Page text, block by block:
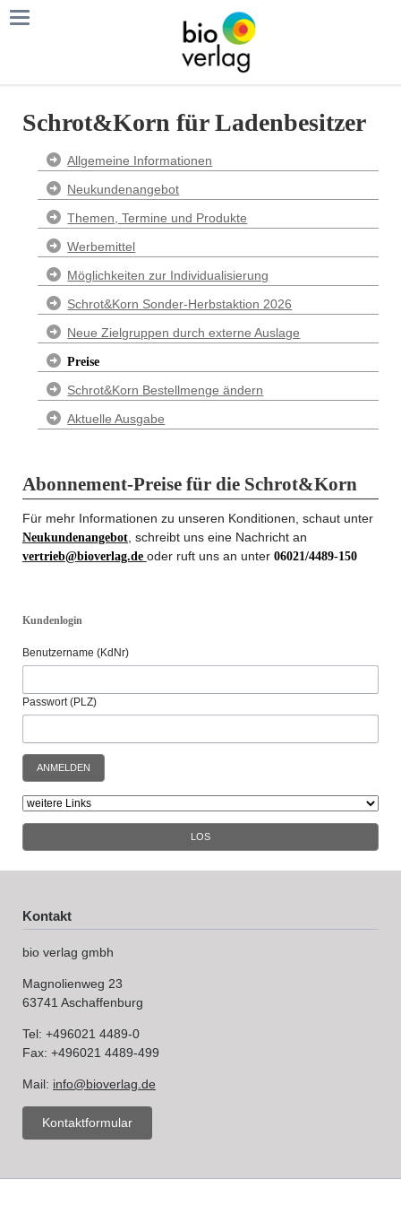
Schrot&Korn für Ladenbesitzer
Navigation
überspringen
Allgemeine Informationen
Neukundenangebot
Themen, Termine und Produkte
Werbemittel
Möglichkeiten zur Individualisierung
Schrot&Korn Sonder-Herbstaktion 2026
Neue Zielgruppen durch externe Auslage
Preise
Schrot&Korn Bestellmenge ändern
Aktuelle Ausgabe
Abonnement-Preise für die Schrot&Korn
Für mehr Informationen zu unseren Konditionen, schaut unter
Neukundenangebot, schreibt uns eine Nachricht an
vertrieb@bioverlag.de oder ruft uns an unter 06021/4489-150
Kundenlogin
Benutzername (KdNr)
Passwort (PLZ)
ANMELDEN
LOS
Kontakt
bio verlag gmbh
Magnolienweg 23
63741 Aschaffenburg
Tel: +496021 4489-0
Fax: +496021 4489-499
Mail: info@bioverlag.de
Kontaktformular